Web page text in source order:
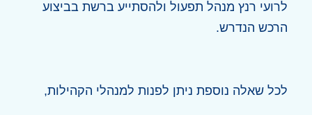
לרועי רנץ מנהל תפעול ולהסתייע ברשת בביצוע
הרכש הנדרש.
לכל שאלה נוספת ניתן לפנות למנהלי הקהילות,